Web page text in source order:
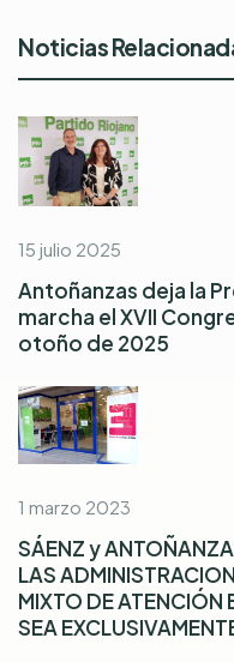
Noticias
15 julio 2025
Antoñanzas deja la
marcha el XVII
otoño de 2025
1 marzo 2023
SÁENZ y
LAS
MIXTO DE ATENCIÓN
SEA